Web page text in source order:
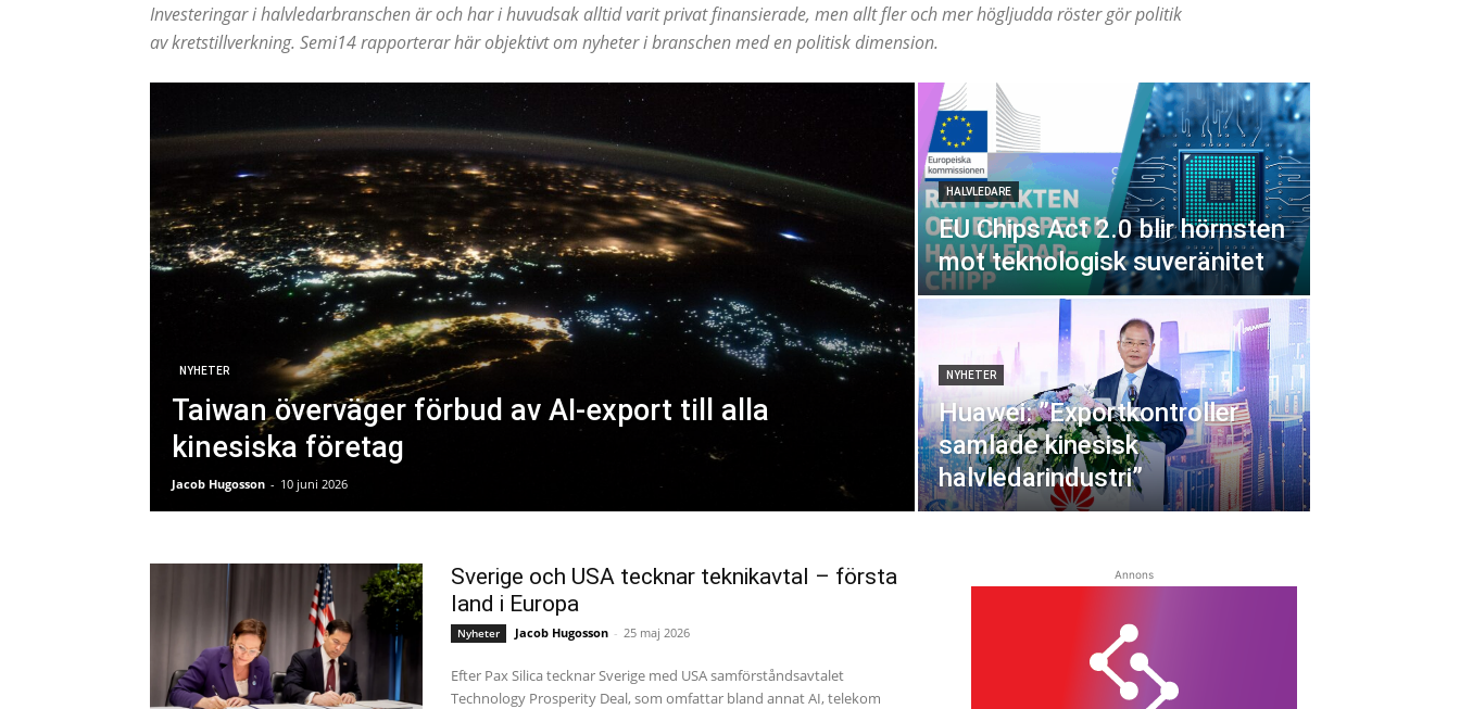
Investeringar i halvledarbranschen är och har i huvudsak alltid varit privat finansierade, men allt fler och mer högljudda röster gör politik
av kretstillverkning. Semi14 rapporterar här objektivt om nyheter i branschen med en politisk dimension.
NYHETER
Taiwan överväger förbud av AI-export till alla
kinesiska företag
Jacob Hugosson - 10 juni 2026
HALVLEDARE
EU Chips Act 2.0 blir hörnsten
mot teknologisk suveränitet
NYHETER
Huawei: ”Exportkontroller
samlade kinesisk
halvledarindustri”
Sverige och USA tecknar teknikavtal – första
land i Europa
Nyheter Jacob Hugosson - 25 maj 2026
Efter Pax Silica tecknar Sverige med USA samförståndsavtalet
Technology Prosperity Deal, som omfattar bland annat AI, telekom
Annons